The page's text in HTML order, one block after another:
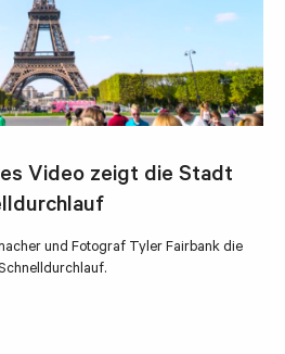
Video zeigt die Stadt
und Fotograf Tyler Fairbank die